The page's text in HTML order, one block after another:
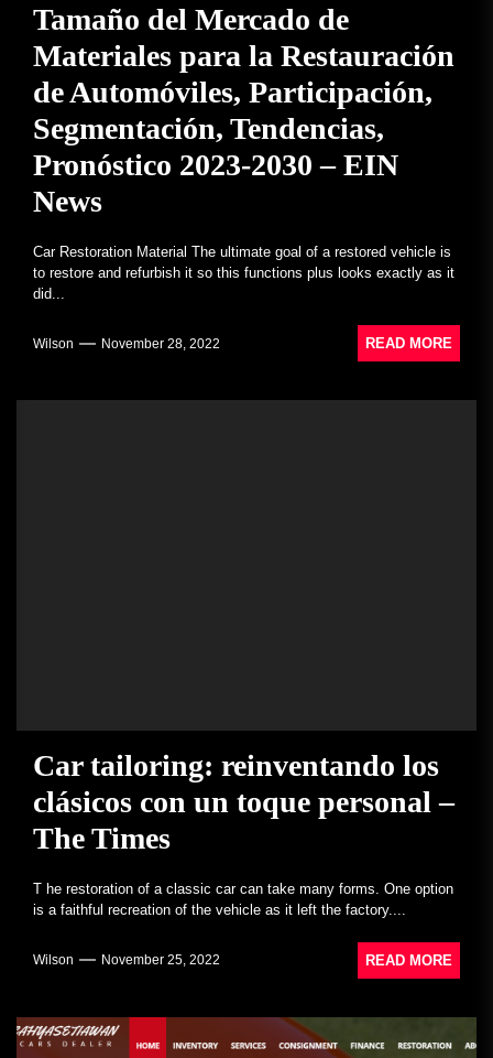
Tamaño del Mercado de
Materiales para la Restauración
de Automóviles, Participación,
Segmentación, Tendencias,
Pronóstico 2023-2030 – EIN
News
Car Restoration Material The ultimate goal of a restored vehicle is
to restore and refurbish it so this functions plus looks exactly as it
did...
Wilson November 28, 2022 READ MORE
Car tailoring: reinventando los
clásicos con un toque personal –
The Times
T he restoration of a classic car can take many forms. One option
is a faithful recreation of the vehicle as it left the factory....
Wilson November 25, 2022 READ MORE